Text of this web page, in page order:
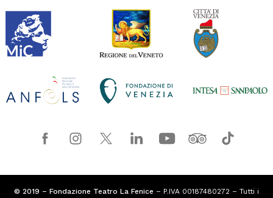
© 2019 – Fondazione Teatro La Fenice – P.IVA 00187480272 – Tutti i